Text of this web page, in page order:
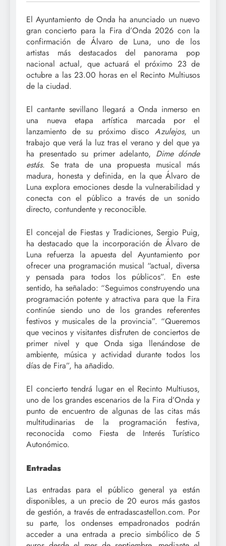
El Ayuntamiento de Onda ha anunciado un nuevo
gran concierto para la Fira d’Onda 2026 con la
confirmación de Álvaro de Luna, uno de los
artistas más destacados del panorama pop
nacional actual, que actuará el próximo 23 de
octubre a las 23.00 horas en el Recinto Multiusos
de la ciudad.
El cantante sevillano llegará a Onda inmerso en
una nueva etapa artística marcada por el
lanzamiento de su próximo disco Azulejos, un
trabajo que verá la luz tras el verano y del que ya
ha presentado su primer adelanto, Dime dónde
estás. Se trata de una propuesta musical más
madura, honesta y definida, en la que Álvaro de
Luna explora emociones desde la vulnerabilidad y
conecta con el público a través de un sonido
directo, contundente y reconocible.
El concejal de Fiestas y Tradiciones, Sergio Puig,
ha destacado que la incorporación de Álvaro de
Luna refuerza la apuesta del Ayuntamiento por
ofrecer una programación musical “actual, diversa
y pensada para todos los públicos”. En este
sentido, ha señalado: “Seguimos construyendo una
programación potente y atractiva para que la Fira
continúe siendo uno de los grandes referentes
festivos y musicales de la provincia”. “Queremos
que vecinos y visitantes disfruten de conciertos de
primer nivel y que Onda siga llenándose de
ambiente, música y actividad durante todos los
días de Fira”, ha añadido.
El concierto tendrá lugar en el Recinto Multiusos,
uno de los grandes escenarios de la Fira d’Onda y
punto de encuentro de algunas de las citas más
multitudinarias de la programación festiva,
reconocida como Fiesta de Interés Turístico
Autonómico.
Entradas
Las entradas para el público general ya están
disponibles, a un precio de 20 euros más gastos
de gestión, a través de entradascastellon.com. Por
su parte, los ondenses empadronados podrán
acceder a una entrada a precio simbólico de 5